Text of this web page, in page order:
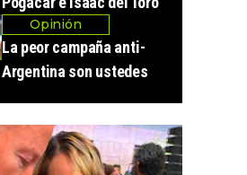
Opinión
La peor campaña anti-
Argentina son ustedes